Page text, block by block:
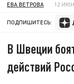
ЕВА ВЕТРОВА 12
ПОДПИШИТЕСЬ:
В Швеции
действий